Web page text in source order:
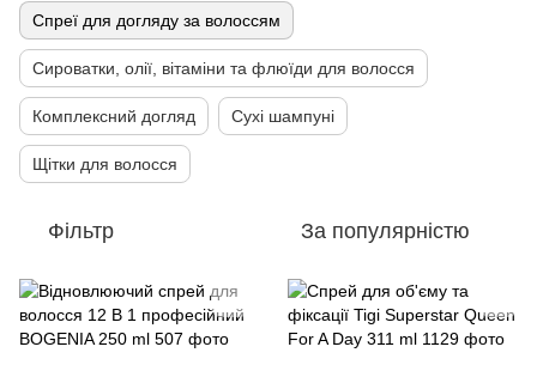
Спреї для догляду за волоссям
Сироватки, олії, вітаміни та флюїди для волосся
Комплексний догляд Сухі шампуні
Щітки для волосся
Фільтр За популярністю